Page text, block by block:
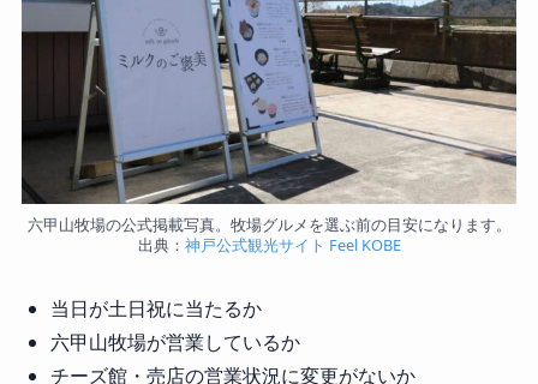
六甲山牧場の公式掲載写真。牧場グルメを選ぶ前の目安になります。
出典： 神戸公式観光サイト Feel KOBE
当日が土日祝に当たるか
六甲山牧場が営業しているか
チーズ館・売店の営業状況に変更がないか